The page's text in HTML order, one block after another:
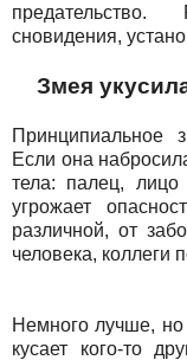
сновидения,
Змея
Принципиальное
Если она
тела: палец,
угрожает
различной, от
человека, коллеги
Немного лучше,
кусает кого-то